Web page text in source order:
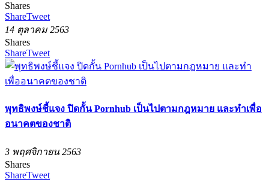
Shares
ShareTweet
14 ตุลาคม 2563
Shares
ShareTweet
พุทธิพงษ์ชี้แจง ปิดกั้น Pornhub เป็นไปตามกฎหมาย และทำเพื่อ
อนาคตของชาติ
3 พฤศจิกายน 2563
Shares
ShareTweet